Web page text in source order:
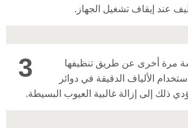
عند إيقاف تشغيل الجهاز.
3
مرة أخرى عن طريق تنظيفها
الألياف الدقيقة في دوائر
ذلك إلى إزالة غالبية العيوب البسيطة.